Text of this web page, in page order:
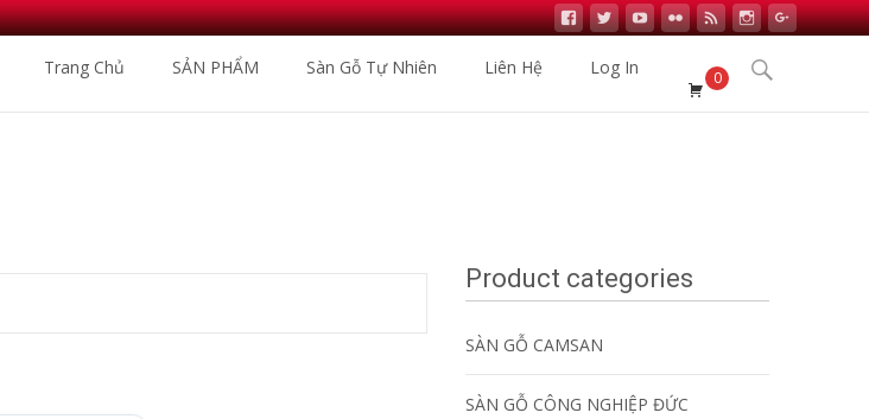
Trang Chủ SẢN PHẨM Sàn Gỗ Tự Nhiên Liên Hệ Log In 0
Product categories
SÀN GỖ CAMSAN
SÀN GỖ CÔNG NGHIỆP ĐỨC